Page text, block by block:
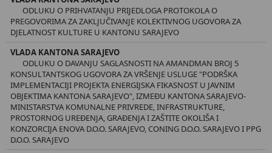
ODLUKU O PRIHVATANJU PRIJEDLOGA PROTOKOLA O
PREGOVORIMA ZA ZAKLJUČIVANJE KOLEKTIVNOG UGOVORA ZA
DJELATNOST KULTURE U KANTONU SARAJEVO
VLADA KANTONA SARAJEVO
ODLUKU O DAVANJU SAGLASNOSTI NA AMANDMAN BROJ 5
KONSULTANTSKOG UGOVORA ZA VRŠENJE USLUGE "PODRŠKA
IMPLEMENTACIJI PROJEKTA ENERGIJSKA FIKASNOST U JAVNIM
OBJEKTIMA KANTONA SARAJEVO", IZMEĐU KANTONA SARAJEVO-
MINISTARSTVA KOMUNALNE PRIVREDE, INFRASTRUKTURE,
PROSTORNOG UREĐENJA, GRAĐENJA I ZAŠTITE OKOLIŠA I
KONZORCIJA ENOVA D.O.O. SARAJEVO, CONING D.O.O. SARAJEVO I PPG
D.O.O. SARAJEVO